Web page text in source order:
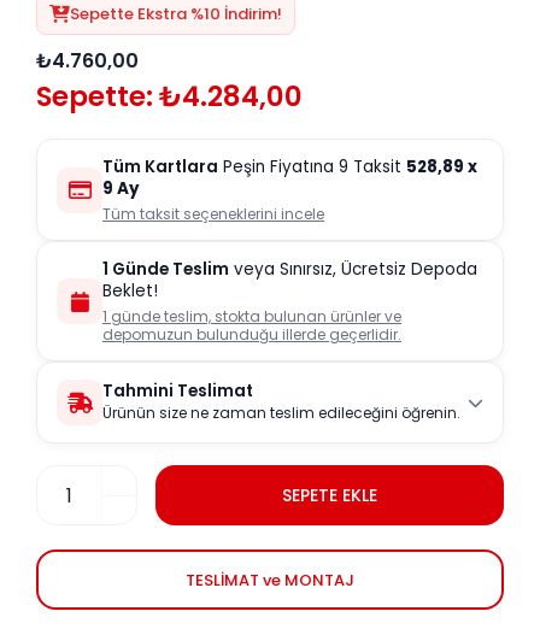
Sepette Ekstra %10 İndirim!
₺4.760,00
Sepette: ₺4.284,00
Tüm Kartlara Peşin Fiyatına 9 Taksit 528,89 x
9 Ay
Tüm taksit seçeneklerini incele
1 Günde Teslim veya Sınırsız, Ücretsiz Depoda
Beklet!
1 günde teslim, stokta bulunan ürünler ve
depomuzun bulunduğu illerde geçerlidir.
Tahmini Teslimat
Ürünün size ne zaman teslim edileceğini öğrenin.
SEPETE EKLE
TESLİMAT ve MONTAJ